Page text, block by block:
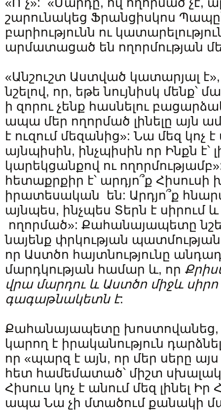
շարունակեց Ֆրանցիսկոս Պապը՝
բարիությունն ու
արմատացած են ողորմության
«Անշուշտ Աստված կատարյալ
նշելով, որ, եթե նույնիսկ մենք՝
ի զորու չենք հասնելու
ապա մեր ողորմած լինելը այն
է ուզում մեզանից»: Նա մեզ կոչ է
այնպիսին, ինչպիսին որ Ինքն է՝
կարեկցանքով ու
հետաքրքիր է՝ արդյո՞ք Հիսուսի
իրատեսական են: Արդյո՞ք
այնպես, ինչպես Տերն է սիրում
ողորմած»: Քահանայապետը
նայենք փրկության
որ Աստծո հայտնությունը
մարդկության համար և, որ
վրա մարդու և Աստծո միջև
գագաթնակետն է:
Քահանայապետը խոստովանեց,
կարող է իրականություն
որ «պարզ է այն, որ մեր սերը
հետ համեմատած՝ միշտ
Հիսուս կոչ է անում մեզ լինել
ապա Նա չի մտածում քանակի